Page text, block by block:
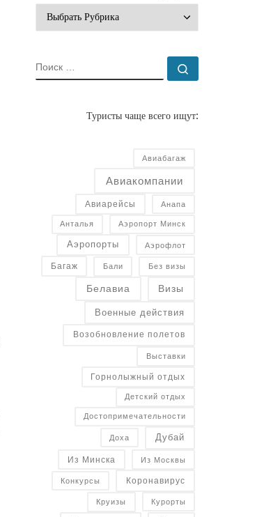
ПОИСК
Туристы чаще всего ищут:
Авиабагаж
Авиакомпании
Авиарейсы Анапа
Анталья Аэропорт Минск
Аэропорты Аэрофлот
Багаж Бали Без визы
Белавиа Визы
Военные действия
Возобновление полетов
Выставки
Горнолыжный отдых
Детский отдых
Достопримечательности
Доха Дубай
Из Минска Из Москвы
Конкурсы Коронавирус
Круизы Курорты